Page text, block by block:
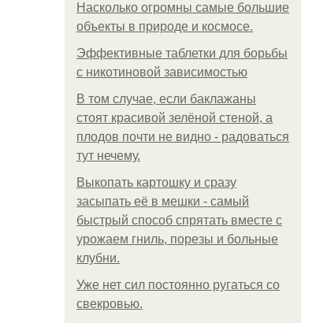
Насколько огромны самые большие
объекты в природе и космосе.
Эффективные таблетки для борьбы
с никотиновой зависимостью
В том случае, если баклажаны
стоят красивой зелёной стеной, а
плодов почти не видно - радоваться
тут нечему.
Выкопать картошку и сразу
засыпать её в мешки - самый
быстрый способ спрятать вместе с
урожаем гниль, порезы и больные
клубни.
Уже нет сил постоянно ругаться со
свекровью.